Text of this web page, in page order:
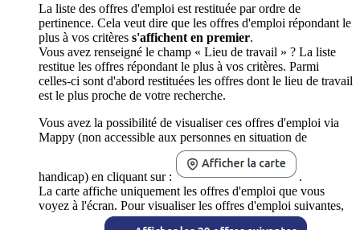
La liste des offres d'emploi est restituée par ordre de
pertinence. Cela veut dire que les offres d'emploi répondant le
plus à vos critères s'affichent en premier.
Vous avez renseigné le champ « Lieu de travail » ? La liste
restitue les offres répondant le plus à vos critères. Parmi
celles-ci sont d'abord restituées les offres dont le lieu de travail
est le plus proche de votre recherche.
Vous avez la possibilité de visualiser ces offres d'emploi via
Mappy (non accessible aux personnes en situation de
handicap) en cliquant sur :
.
La carte affiche uniquement les offres d'emploi que vous
voyez à l'écran. Pour visualiser les offres d'emploi suivantes,